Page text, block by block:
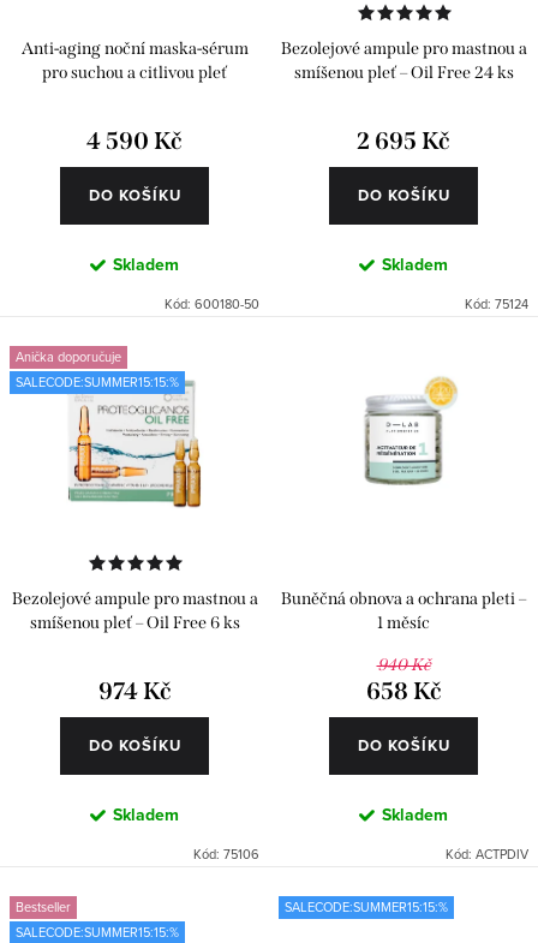
k
u
Anti-aging noční maska-sérum
pro suchou a citlivou pleť
4 590 Kč
DO KOŠÍKU
Skladem
Kód: 600180-50
Bezolejové ampule pro mastnou a
smíšenou pleť – Oil Free 24 ks
2 695 Kč
DO KOŠÍKU
Skladem
Kód: 75124
Anička doporučuje
SALECODE:SUMMER15:15:%
Bezolejové ampule pro mastnou a
smíšenou pleť – Oil Free 6 ks
974 Kč
DO KOŠÍKU
Skladem
Kód: 75106
Buněčná obnova a ochrana pleti –
1 měsíc
940 Kč
658 Kč
DO KOŠÍKU
Skladem
Kód: ACTPDIV
Bestseller
SALECODE:SUMMER15:15:%
SALECODE:SUMMER15:15:%